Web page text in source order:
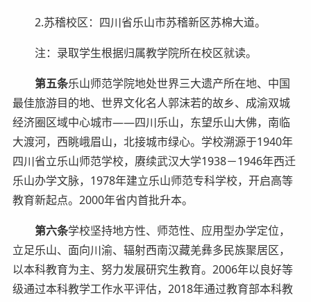
2.苏稽校区：四川省乐山市苏稽新区苏棉大道。
注：录取学生根据归属教学院所在校区就读。
第五条乐山师范学院地处世界三大遗产所在地、中国
最佳旅游目的地、世界文化名人郭沫若的故乡、成渝双城
经济圈区域中心城市——四川乐山，东望乐山大佛，南临
大渡河，西眺峨眉山，北接城市绿心。学校溯源于1940年
四川省立乐山师范学校，赓续武汉大学1938－1946年西迁
乐山办学文脉，1978年建立乐山师范专科学校，开启高等
教育新起点。2000年省内首批升本。
第六条学校坚持地方性、师范性、应用型办学定位，
立足乐山、面向川渝、辐射西南汉藏羌彝多民族聚居区，
以本科教育为主、努力发展研究生教育。2006年以良好等
级通过本科教学工作水平评估，2018年通过教育部本科教